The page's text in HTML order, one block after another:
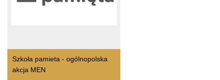
Szkoła pamieta - ogólnopolska
akcja MEN